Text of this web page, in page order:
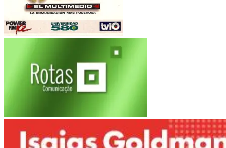
Fiat Auto
(Argentina-Brasil)
Marítimas Heinlein